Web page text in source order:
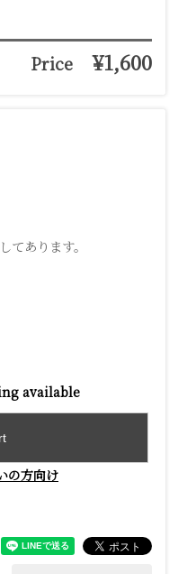
Price ¥1,600
てあります。
available
の方向け